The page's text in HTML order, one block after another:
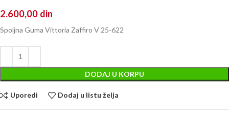
2.600,00 din
Spoljna Guma Vittoria Zaffiro V 25-622
DODAJ U KORPU
Uporedi Dodaj u listu želja